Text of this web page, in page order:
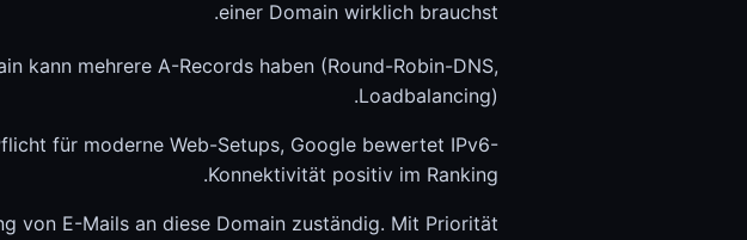
einer Domain wirklich brauchst.
kann mehrere A-Records haben (Round-Robin-DNS,
Loadbalancing).
für moderne Web-Setups, Google bewertet IPv6-
Konnektivität positiv im Ranking.
von E-Mails an diese Domain zuständig. Mit Priorität